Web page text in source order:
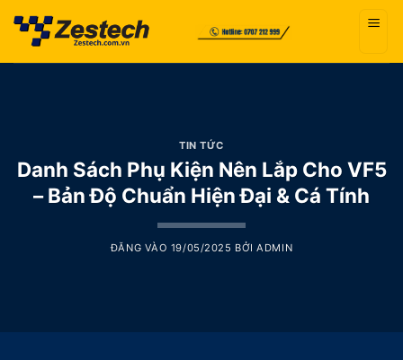
qua
TIN TỨC
Danh Sách Phụ Kiện Nên Lắp Cho VF5
– Bản Độ Chuẩn Hiện Đại & Cá Tính
ĐĂNG VÀO 19/05/2025 BỞIADMIN